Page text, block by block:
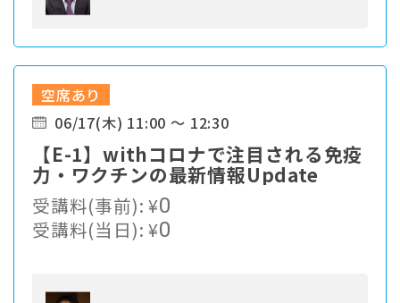
空席あり
06/17(木) 11:00 ～ 12:30
【E-1】withコロナで注目される免疫
力・ワクチンの最新情報Update
受講料(事前):¥0
受講料(当日):¥0